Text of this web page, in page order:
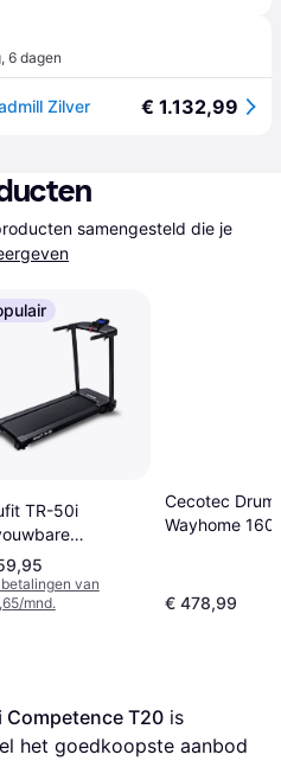
, 6 dagen
Zilver € 1.132,99
samengesteld die je
TR-50i
van
mnd.
Cecotec
Wayhome
€ 478,99
Competence T20
het goedkoopste aanbod